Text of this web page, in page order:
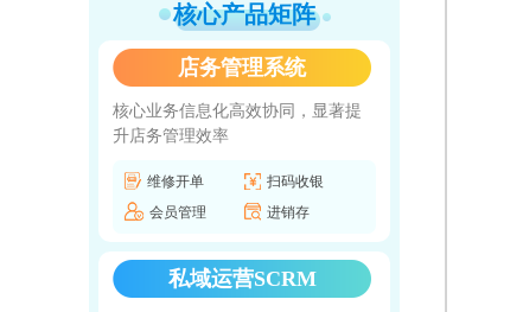
核心产品矩阵
店务管理系统
核心业务信息化高效协同，显著提
升店务管理效率
维修开单
扫码收银
会员管理
进销存
私域运营SCRM